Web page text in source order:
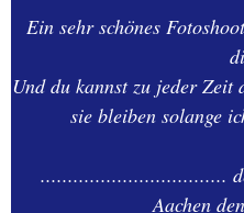
Ein sehr schönes
Und du kannst zu jeder Zeit
sie bleiben solange
..................................
Aachen